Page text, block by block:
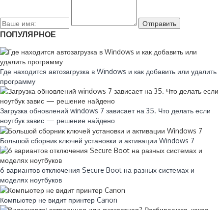
ПОПУЛЯРНОЕ
Где находится автозагрузка в Windows и как добавить или удалить
программу
Загрузка обновлений windows 7 зависает на 35. Что делать если
ноутбук завис — решение найдено
Большой сборник ключей установки и активации Windows 7
6 вариантов отключения Secure Boot на разных системах и
моделях ноутбуков
Компьютер не видит принтер Canon